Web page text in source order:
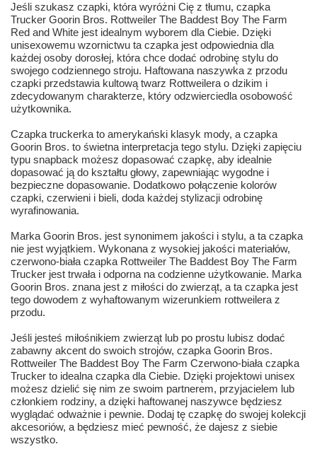
Jeśli szukasz czapki, która wyróżni Cię z tłumu, czapka
Trucker Goorin Bros. Rottweiler The Baddest Boy The Farm
Red and White jest idealnym wyborem dla Ciebie. Dzięki
unisexowemu wzornictwu ta czapka jest odpowiednia dla
każdej osoby dorosłej, która chce dodać odrobinę stylu do
swojego codziennego stroju. Haftowana naszywka z przodu
czapki przedstawia kultową twarz Rottweilera o dzikim i
zdecydowanym charakterze, który odzwierciedla osobowość
użytkownika.
Czapka truckerka to amerykański klasyk mody, a czapka
Goorin Bros. to świetna interpretacja tego stylu. Dzięki zapięciu
typu snapback możesz dopasować czapkę, aby idealnie
dopasować ją do kształtu głowy, zapewniając wygodne i
bezpieczne dopasowanie. Dodatkowo połączenie kolorów
czapki, czerwieni i bieli, doda każdej stylizacji odrobinę
wyrafinowania.
Marka Goorin Bros. jest synonimem jakości i stylu, a ta czapka
nie jest wyjątkiem. Wykonana z wysokiej jakości materiałów,
czerwono-biała czapka Rottweiler The Baddest Boy The Farm
Trucker jest trwała i odporna na codzienne użytkowanie. Marka
Goorin Bros. znana jest z miłości do zwierząt, a ta czapka jest
tego dowodem z wyhaftowanym wizerunkiem rottweilera z
przodu.
Jeśli jesteś miłośnikiem zwierząt lub po prostu lubisz dodać
zabawny akcent do swoich strojów, czapka Goorin Bros.
Rottweiler The Baddest Boy The Farm Czerwono-biała czapka
Trucker to idealna czapka dla Ciebie. Dzięki projektowi unisex
możesz dzielić się nim ze swoim partnerem, przyjacielem lub
członkiem rodziny, a dzięki haftowanej naszywce będziesz
wyglądać odważnie i pewnie. Dodaj tę czapkę do swojej kolekcji
akcesoriów, a będziesz mieć pewność, że dajesz z siebie
wszystko.